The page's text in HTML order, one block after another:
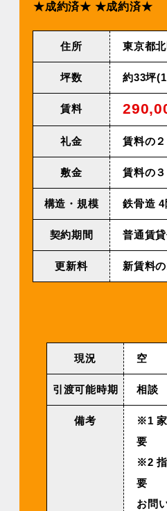
★成約済★ ★成約済★
住所 東京都
坪数 約33坪
賃料
礼金 賃料の２
敷金 賃料の３
構造・規模 鉄⾻造
契約期間 普通賃
更新料 新賃料
現況 空
引渡可能時期 相談
備考
※1 家
要
※2 指
要
お問